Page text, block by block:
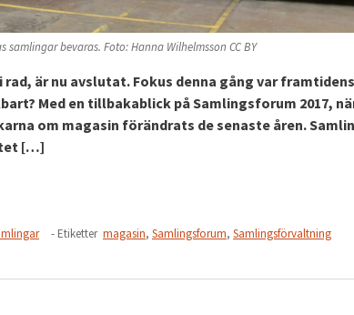
bevaras. Foto: Hanna Wilhelmsson CC BY
är nu avslutat. Fokus denna gång var
Med en tillbakablick på Samlingsforum 2017,
om magasin förändrats de senaste åren.
[…]
- Etiketter magasin, Samlingsforum, Samlingsförvaltning